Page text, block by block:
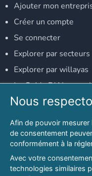
Ajouter mon
Créer un compte
Se connecter
Explorer par secteurs
Explorer par willayas
Le Guide D'Alger,
NOS RÉSEAUX
Notre page
Notre page LinkedIn
Notre page
Nous
Afin de pouvoir
de consentement
conformément à la
Avec votre
technologies similaires